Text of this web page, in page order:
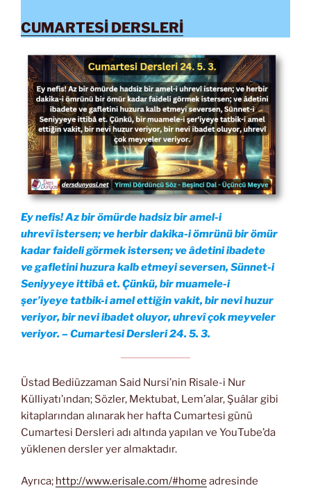
CUMARTESİ DERSLERİ
Ey nefis! Az bir ömürde hadsiz bir amel-i
uhrevî istersen; ve herbir dakika-i ömrünü bir ömür
kadar faideli görmek istersen; ve âdetini ibadete
ve gafletini huzura kalb etmeyi seversen, Sünnet-i
Seniyyeye ittibâ et. Çünkü, bir muamele-i
şer’iyeye tatbik-i amel ettiğin vakit, bir nevi huzur
veriyor, bir nevi ibadet oluyor, uhrevî çok meyveler
veriyor. – Cumartesi Dersleri 24. 5. 3.
Üstad Bediüzzaman Said Nursi’nin Risale-i Nur
Külliyatı’ından; Sözler, Mektubat, Lem’alar, Şuâlar gibi
kitaplarından alınarak her hafta Cumartesi günü
Cumartesi Dersleri adı altında yapılan ve YouTube’da
yüklenen dersler yer almaktadır.
Ayrıca; http://www.erisale.com/#home adresinde